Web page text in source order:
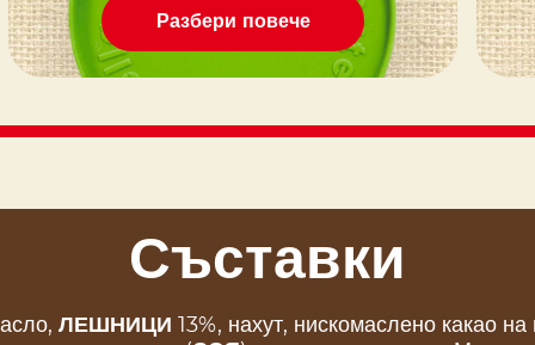
Разбери повече
Съставки
ЛЕШНИЦИ
13%, нахут, нискомаслено какао